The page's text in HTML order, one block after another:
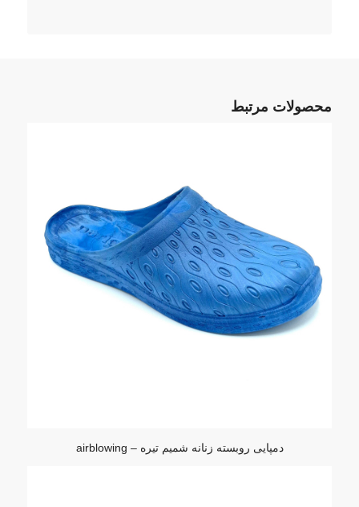
محصولات مرتبط
دمپایی روبسته زنانه شمیم تیره – airblowing